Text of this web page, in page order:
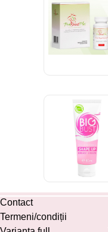
Contact
Termeni/condiții